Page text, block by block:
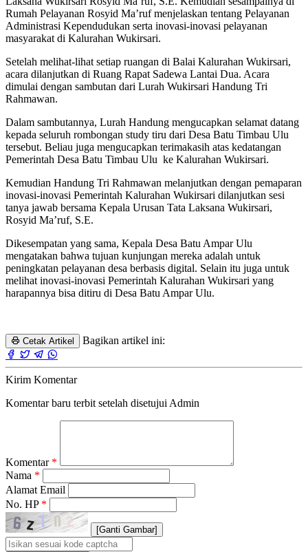
Rumah Pelayanan Rosyid Ma’ruf menjelaskan tentang Pelayanan
Administrasi Kependudukan serta inovasi-inovasi pelayanan
masyarakat di Kalurahan Wukirsari.
Setelah melihat-lihat setiap ruangan di Balai Kalurahan Wukirsari,
acara dilanjutkan di Ruang Rapat Sadewa Lantai Dua. Acara
dimulai dengan sambutan dari Lurah Wukirsari Handung Tri
Rahmawan.
Dalam sambutannya, Lurah Handung mengucapkan selamat datang
kepada seluruh rombongan study tiru dari Desa Batu Timbau Ulu
tersebut. Beliau juga mengucapkan terimakasih atas kedatangan
Pemerintah Desa Batu Timbau Ulu ke Kalurahan Wukirsari.
Kemudian Handung Tri Rahmawan melanjutkan dengan pemaparan
inovasi-inovasi Pemerintah Kalurahan Wukirsari dilanjutkan sesi
tanya jawab bersama Kepala Urusan Tata Laksana Wukirsari,
Rosyid Ma’ruf, S.E.
Dikesempatan yang sama, Kepala Desa Batu Ampar Ulu
mengatakan bahwa tujuan kunjungan mereka adalah untuk
peningkatan pelayanan desa berbasis digital. Selain itu juga untuk
melihat inovasi-inovasi Pemerintah Kalurahan Wukirsari yang
harapannya bisa ditiru di Desa Batu Ampar Ulu.
Cetak Artikel Bagikan artikel ini:
Kirim Komentar
Komentar baru terbit setelah disetujui Admin
Komentar *
Nama *
Alamat Email
No. HP *
[Ganti Gambar]